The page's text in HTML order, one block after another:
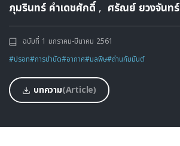
ภุมรินทร์ คำเดชศักดิ์ , ศรัณย์ ยวงจันทร์
ฉบับที่ 1 มกราคม-มีนาคม 2561
#ปรอท#การบำบัด#อากาศ#มลพิษ#ถ่านกัมมันต์
บทความ(Article)